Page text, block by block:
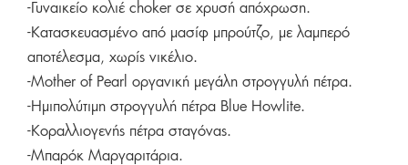
was:
88,00 €.
τιμή
44,00 €.
-Γυναικείο κολιέ choker σε χρυσή απόχρωση.
-Κατασκευασμένο από μασίφ μπρούτζο, με λαμπερό
αποτέλεσμα, χωρίς νικέλιο.
-Mother of Pearl οργανική μεγάλη στρογγυλή πέτρα.
-Ημιπολύτιμη στρογγυλή πέτρα Blue Howlite.
-Κοραλλιογενής πέτρα σταγόνας.
-Μπαρόκ Μαργαριτάρια.